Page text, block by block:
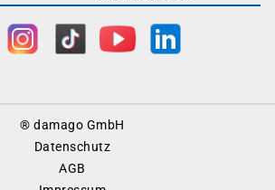
® damago GmbH
Datenschutz
AGB